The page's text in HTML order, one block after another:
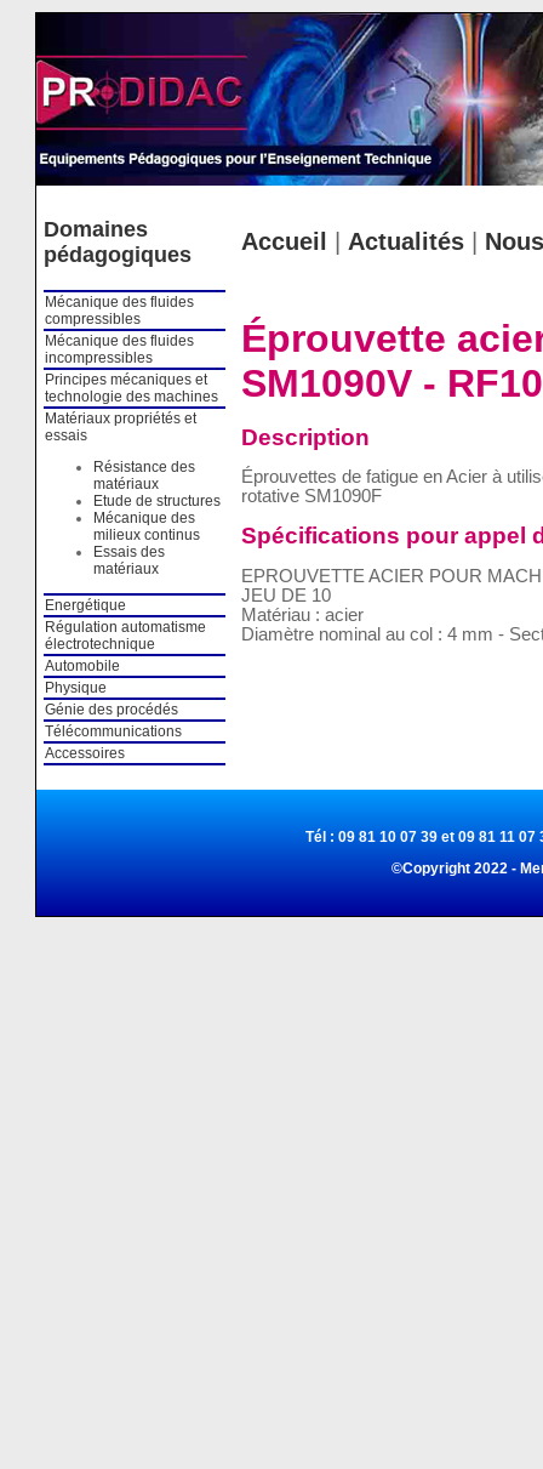
Domaines
pédagogiques
Mécanique des fluides
compressibles
Mécanique des fluides
incompressibles
Principes mécaniques et
technologie des machines
Matériaux propriétés et
essais
Résistance des
matériaux
Etude de structures
Mécanique des
milieux continus
Essais des
matériaux
Energétique
Régulation automatisme
électrotechnique
Automobile
Physique
Génie des procédés
Télécommunications
Accessoires
Accueil Actualités|
Éprouvette
SM1090V -
Description
Éprouvettes de fatigue en Acier à
rotative SM1090F
Spécifications pour appel
EPROUVETTE ACIER POUR
JEU DE 10
Matériau : acier
Diamètre nominal au col : 4 mm -
Tél : 09 81 10 07 39 et 09 81 11
©Copyright 2022 -
Cookies management panel